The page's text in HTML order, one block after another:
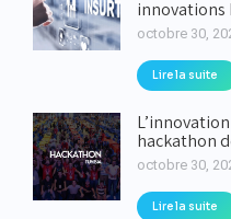
innovations
octobre 30,
Lire la suite
hackathon
octobre 30,
Lire la suite